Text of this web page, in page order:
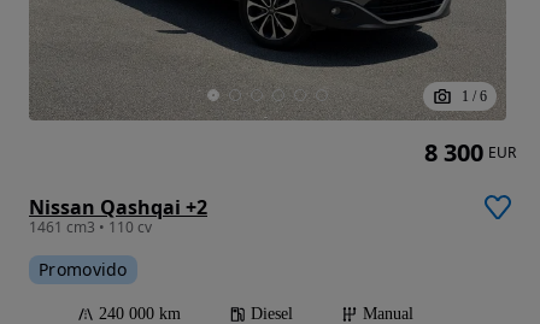
1 / 6
Nissan Qashqai +2
1461 cm3 • 110 cv
Promovido
240 000 km Diesel
Manual
8 300 EUR